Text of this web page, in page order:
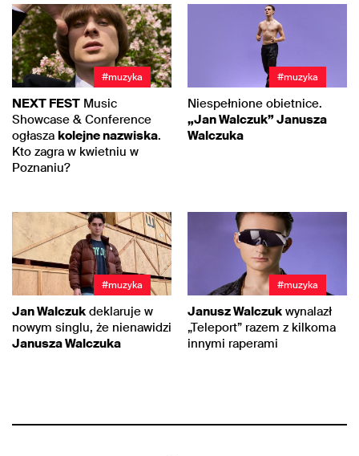
#muzyka
NEXT FEST Music
Showcase & Conference
ogłasza kolejne nazwiska.
Kto zagra w kwietniu w
Poznaniu?
#muzyka
Niespełnione obietnice.
„Jan Walczuk” Janusza
Walczuka
#muzyka
Jan Walczuk deklaruje w
nowym singlu, że nienawidzi
Janusza Walczuka
#muzyka
Janusz Walczuk wynalazł
„Teleport” razem z kilkoma
innymi raperami